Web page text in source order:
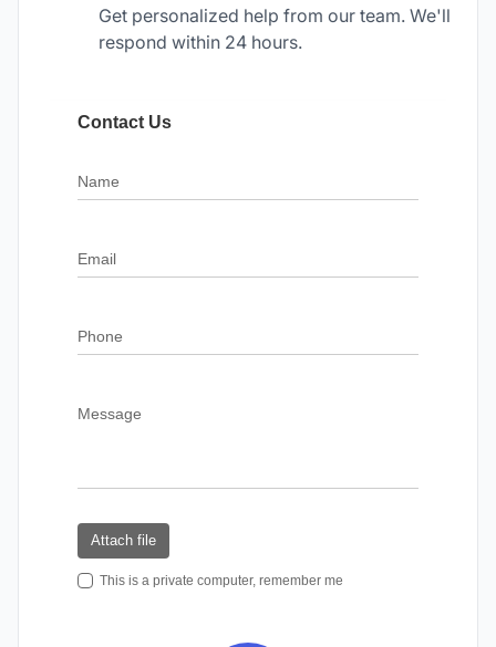
Get personalized help from our team. We'll
respond within 24 hours.